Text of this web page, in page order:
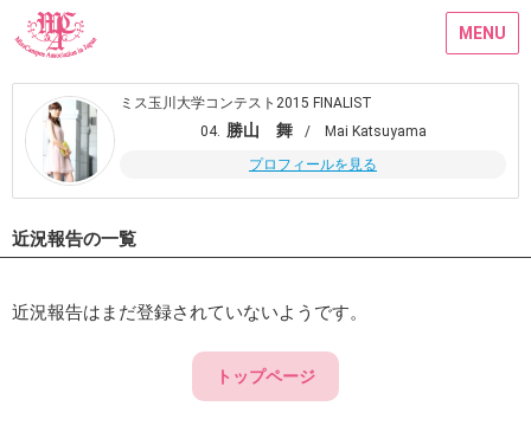
MENU
ミス玉川大学コンテスト2015 FINALIST
04. 勝山 舞
/ Mai Katsuyama
プロフィールを見る
近況報告の一覧
近況報告はまだ登録されていないようです。
トップページ